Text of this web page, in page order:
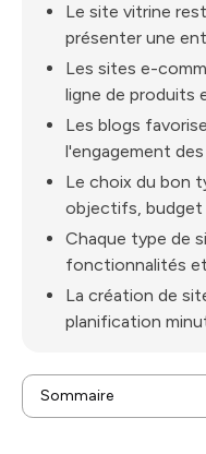
Le site vitrine
présenter une
Les sites e-
ligne de produits
Les blogs
l'engagement
Le choix du bon
objectifs, budget
Chaque type de
fonctionnalités
La création de
planification
Sommaire